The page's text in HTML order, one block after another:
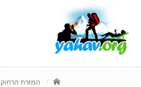
המזרח הרחוק